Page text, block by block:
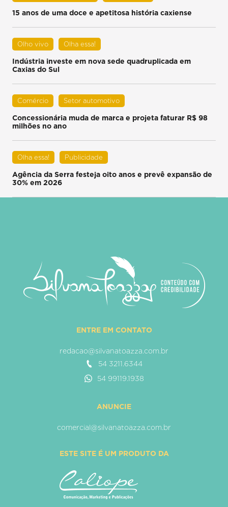
15 anos de uma doce e apetitosa história caxiense
Olho vivo Olha essa!
Indústria investe em nova sede quadruplicada em
Caxias do Sul
Comércio Setor automotivo
Concessionária muda de marca e projeta faturar R$ 98
milhões no ano
Olha essa! Publicidade
Agência da Serra festeja oito anos e prevê expansão de
30% em 2026
ENTRE EM CONTATO
redacao@silvanatoazza.com.br
54 3211.6344
54 99119.1938
ANUNCIE
comercial@silvanatoazza.com.br
ESTE SITE É UM PRODUTO DA